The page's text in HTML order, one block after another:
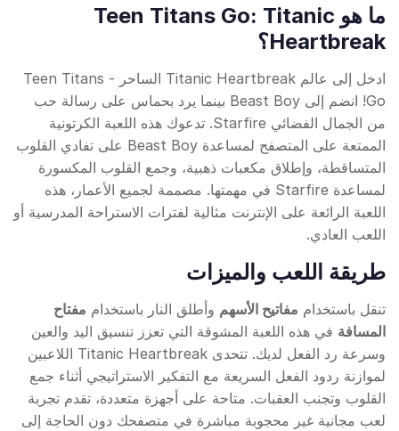
ما هو Teen Titans Go: Titanic
Heartbreak؟
ادخل إلى عالم Titanic Heartbreak الساحر - Teen Titans
Go! انضم إلى Beast Boy بينما يرد بحماس على رسالة حب
من الجمال الفضائي Starfire. تدعوك هذه اللعبة الكرتونية
الممتعة على المتصفح لمساعدة Beast Boy على تفادي القلوب
المتساقطة، وإطلاق مكعبات ذهبية، وجمع القلوب المكسورة
لمساعدة Starfire في مهمتها. مصممة لجميع الأعمار، هذه
اللعبة الرائعة على الإنترنت مثالية لفترات الاستراحة المدرسية أو
اللعب العادي.
طريقة اللعب والميزات
تنقل باستخدام مفاتيح الأسهم وأطلق النار باستخدام مفتاح
المسافة في هذه اللعبة المشوقة التي تعزز تنسيق اليد والعين
وسرعة رد الفعل لديك. تتحدى Titanic Heartbreak اللاعبين
لموازنة ردود الفعل السريعة مع التفكير الاستراتيجي أثناء جمع
القلوب وتجنب العقبات. متاحة على أجهزة متعددة، تقدم تجربة
لعب مجانية غير محجوبة مباشرة في متصفحك دون الحاجة إلى